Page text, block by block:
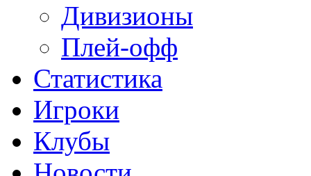
Дивизионы
Плей-офф
Статистика
Игроки
Клубы